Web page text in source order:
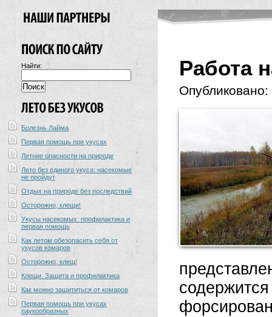
Найти:
Болезнь Лайма
Первая помощь при укусах
Летние опасности на природе
Лето без единого укуса: насекомые
не пройдут
Отдых на природе без последствий
Осторожно, клещи!
Укусы насекомых: профилактика и
первая помощь
Как летом обезопасить себя от
укусов комаров
Осторожно, клещ!
Клещи. Защита и профилактика
Как можно защититься от комаров
Первая помощь при укусах
паукообразных
Работа
Опубликовано: